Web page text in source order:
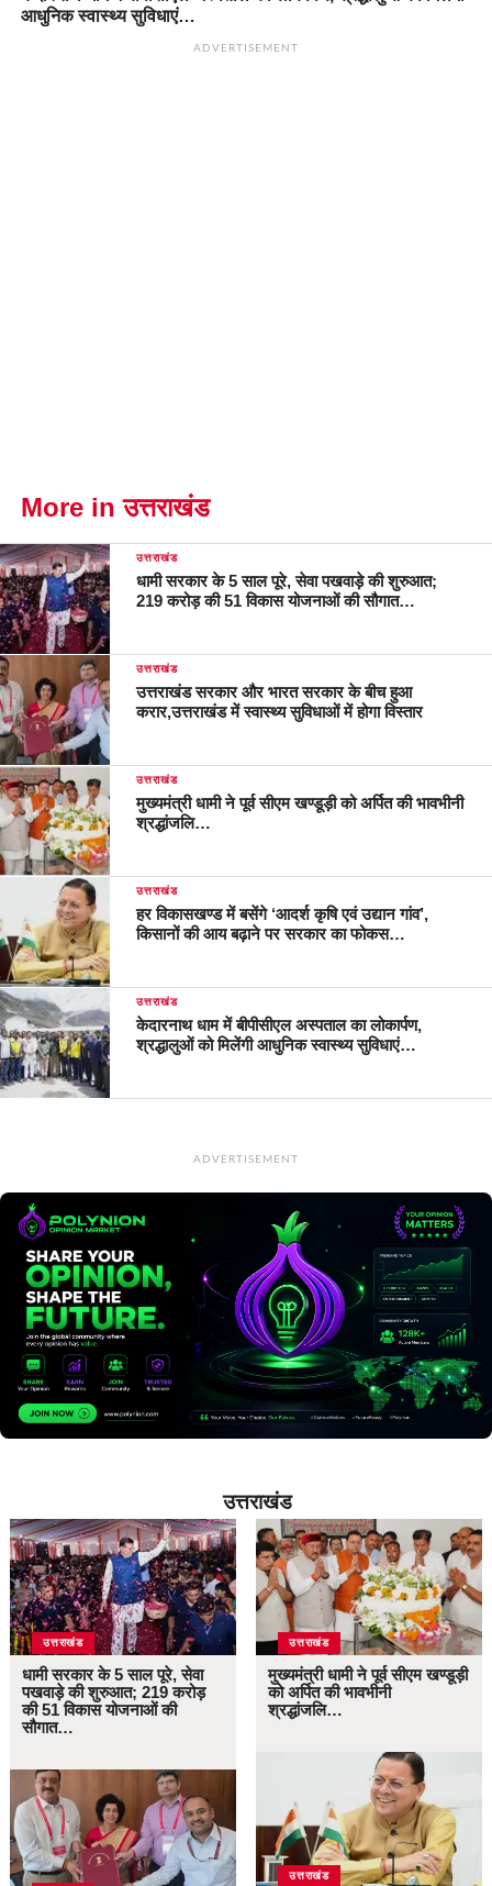
आधुनिक स्वास्थ्य सुविधाएं…
ADVERTISEMENT
More in उत्तराखंड
उत्तराखंड
धामी सरकार के 5 साल पूरे, सेवा पखवाड़े की शुरुआत;
219 करोड़ की 51 विकास योजनाओं की सौगात…
उत्तराखंड
उत्तराखंड सरकार और भारत सरकार के बीच हुआ
करार,उत्तराखंड में स्वास्थ्य सुविधाओं में होगा विस्तार
उत्तराखंड
मुख्यमंत्री धामी ने पूर्व सीएम खण्डूड़ी को अर्पित की भावभीनी
श्रद्धांजलि…
उत्तराखंड
हर विकासखण्ड में बसेंगे ‘आदर्श कृषि एवं उद्यान गांव’,
किसानों की आय बढ़ाने पर सरकार का फोकस…
उत्तराखंड
केदारनाथ धाम में बीपीसीएल अस्पताल का लोकार्पण,
श्रद्धालुओं को मिलेंगी आधुनिक स्वास्थ्य सुविधाएं…
ADVERTISEMENT
उत्तराखंड
उत्तराखंड
धामी सरकार के 5 साल पूरे, सेवा
पखवाड़े की शुरुआत; 219 करोड़
की 51 विकास योजनाओं की
सौगात…
उत्तराखंड
मुख्यमंत्री धामी ने पूर्व सीएम खण्डूड़ी
को अर्पित की भावभीनी
श्रद्धांजलि…
उत्तराखंड